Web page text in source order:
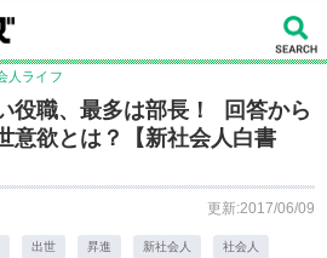
人ライフ
役職、最多は部長！ 回答から
意欲とは？【新社会人白書
更新:2017/06/09
出世 昇進 新社会人 社会人